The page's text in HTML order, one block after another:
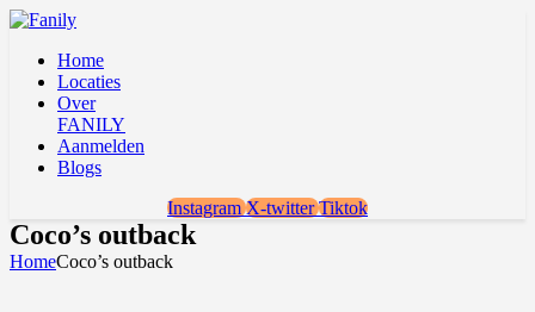
Home
Locaties
Over
FANILY
Aanmelden
Blogs
Instagram X-twitter Tiktok
Coco’s outback
HomeCoco’s outback